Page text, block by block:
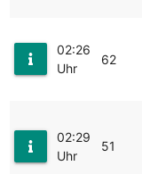
02:26
Uhr
62
02:29
Uhr
51